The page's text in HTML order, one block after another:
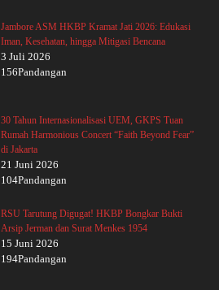
Jambore ASM HKBP Kramat Jati 2026: Edukasi
Iman, Kesehatan, hingga Mitigasi Bencana
3 Juli 2026
156Pandangan
30 Tahun Internasionalisasi UEM, GKPS Tuan
Rumah Harmonious Concert “Faith Beyond Fear”
di Jakarta
21 Juni 2026
104Pandangan
RSU Tarutung Digugat! HKBP Bongkar Bukti
Arsip Jerman dan Surat Menkes 1954
15 Juni 2026
194Pandangan